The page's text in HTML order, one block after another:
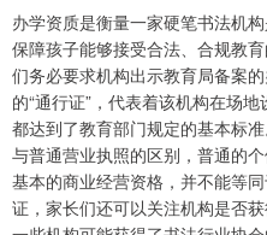
办学资质是衡量一家硬笔书法机
保障孩子能够接受合法、合规教
们务必要求机构出示教育局备案
的“通行证”，代表着该机构在场
都达到了教育部门规定的基本标
与普通营业执照的区别，普通的
基本的商业经营资格，并不能等
证，家长们还可以关注机构是否